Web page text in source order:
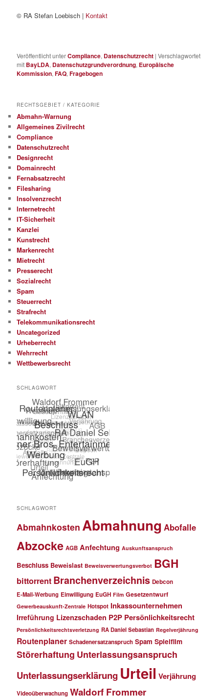
© RA Stefan Loebisch | Kontakt
Veröffentlicht unterCompliance, Datenschutzrecht |Verschlagwortet
mit BayLDA, Datenschutzgrundverordnung, Europäische
Kommission,FAQ,Fragebogen
RECHTSGEBIET / KATEGORIE
Abmahn-Warnung
Allgemeines Zivilrecht
Compliance
Datenschutzrecht
Designrecht
Domainrecht
Fernabsatzrecht
Filesharing
Insolvenzrecht
Internetrecht
IT-Sicherheit
Kanzlei
Kunstrecht
Markenrecht
Mietrecht
Presserecht
Sozialrecht
Spam
Steuerrecht
Strafrecht
Telekommunikationsrecht
Uncategorized
Urheberrecht
Wehrrecht
Wettbewerbsrecht
SCHLAGWORT
SCHLAGWORT
Abmahnkosten Abmahnung Abofalle
Abzocke AGB Anfechtung Auskunftsanspruch
Beschluss Beweislast Beweisverwertungsverbot BGH
bittorrent Branchenverzeichnis Debcon
E-Mail-Werbung Einwilligung EuGH Film Gesetzentwurf
Gewerbeauskunft-Zentrale Hotspot Inkassounternehmen
Irreführung Lizenzschaden P2P Persönlichkeitsrecht
Persönlichkeitsrechtsverletzung RA Daniel Sebastian Regelverjährung
Routenplaner Schadenersatzanspruch Spam Spielfilm
Störerhaftung Unterlassungsanspruch
Unterlassungserklärung Urteil Verjährung
Videoüberwachung Waldorf Frommer